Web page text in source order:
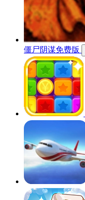
僵尸阴谋免费版